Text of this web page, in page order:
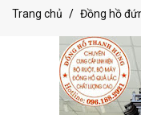
Trang chủ Đồng hồ